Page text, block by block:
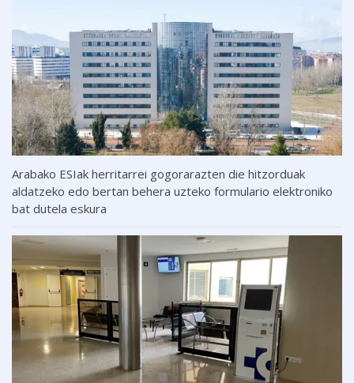
Arabako ESIak herritarrei gogorarazten die hitzorduak
aldatzeko edo bertan behera uzteko formulario elektroniko
bat dutela eskura